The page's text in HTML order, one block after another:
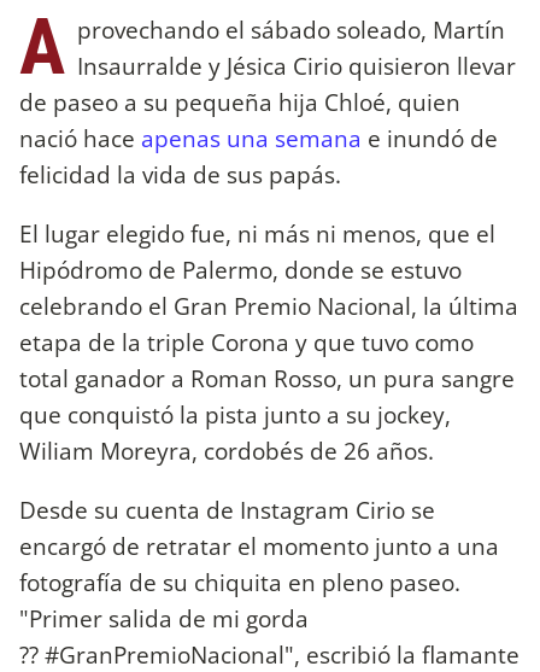
A provechando el sábado soleado, Martín
Insaurralde y Jésica Cirio quisieron llevar
de paseo a su pequeña hija Chloé, quien
nació hace apenas una semana e inundó de
felicidad la vida de sus papás.
El lugar elegido fue, ni más ni menos, que el
Hipódromo de Palermo, donde se estuvo
celebrando el Gran Premio Nacional, la última
etapa de la triple Corona y que tuvo como
total ganador a Roman Rosso, un pura sangre
que conquistó la pista junto a su jockey,
Wiliam Moreyra, cordobés de 26 años.
Desde su cuenta de Instagram Cirio se
encargó de retratar el momento junto a una
fotografía de su chiquita en pleno paseo.
"Primer salida de mi gorda
?? #GranPremioNacional", escribió la flamante